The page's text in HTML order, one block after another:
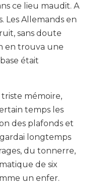
ce lieu maudit. A
Les Allemands en
sans doute
en trouva une
était
mémoire,
temps les
des plafonds et
gardai longtemps
du tonnerre,
de six
un enfer.